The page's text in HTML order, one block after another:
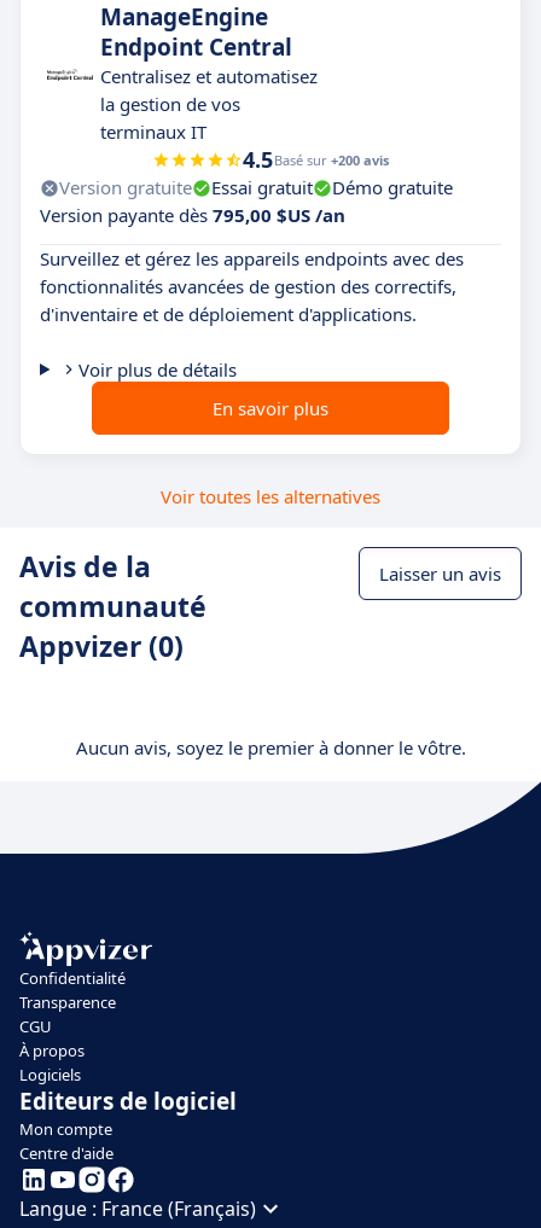
ManageEngine
Endpoint Central
Centralisez et automatisez
la gestion de vos
terminaux IT
4.5Basé sur +200 avis
Version gratuite Essai gratuit
Démo gratuite
Version payante dès 795,00 $US /an
Surveillez et gérez les appareils endpoints avec des
fonctionnalités avancées de gestion des correctifs,
d'inventaire et de déploiement d'applications.
Voir plus de détails
En savoir plus
Voir toutes les alternatives
Avis de la
communauté
Appvizer (0)
Laisser un avis
Aucun avis, soyez le premier à donner le vôtre.
Confidentialité
Transparence
CGU
À propos
Logiciels
Editeurs de logiciel
Mon compte
Centre d'aide
Langue : France (Français)